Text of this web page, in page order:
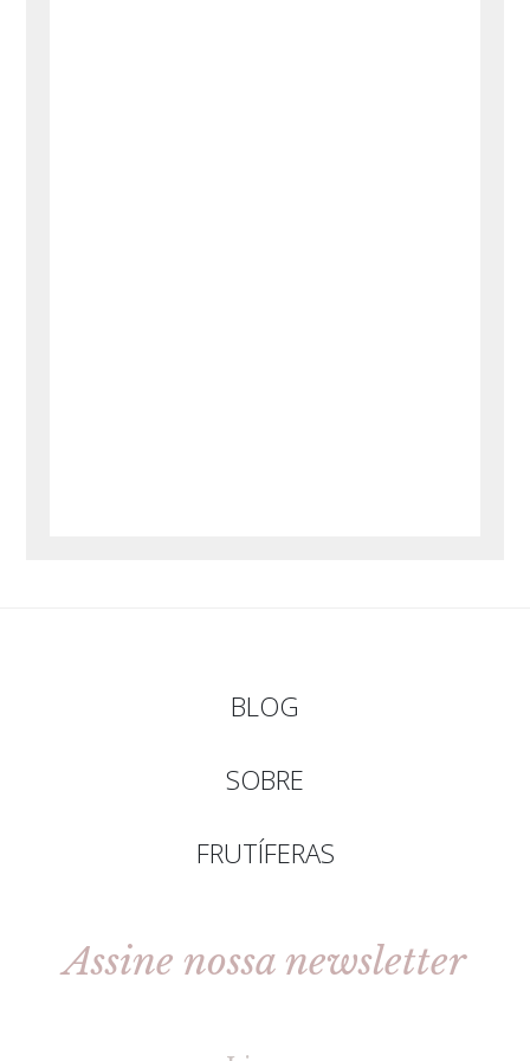
BLOG
SOBRE
FRUTÍFERAS
Assine nossa newsletter